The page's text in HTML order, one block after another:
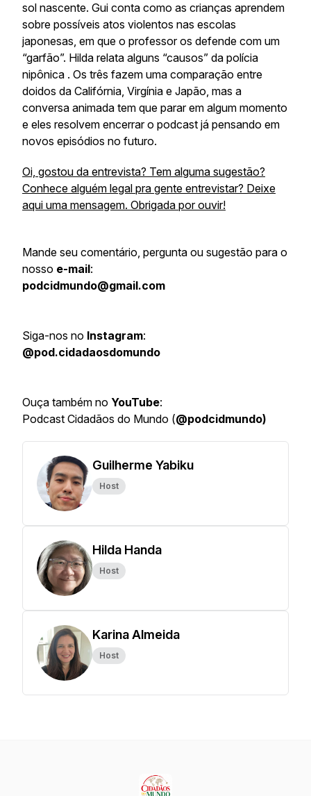
sol nascente. Gui conta como as crianças aprendem
sobre possíveis atos violentos nas escolas
japonesas, em que o professor os defende com um
“garfão”. Hilda relata alguns “causos” da polícia
nipônica . Os três fazem uma comparação entre
doidos da Califórnia, Virgínia e Japão, mas a
conversa animada tem que parar em algum momento
e eles resolvem encerrar o podcast já pensando em
novos episódios no futuro.
Oi, gostou da entrevista? Tem alguma sugestão?
Conhece alguém legal pra gente entrevistar? Deixe
aqui uma mensagem. Obrigada por ouvir!
Mande seu comentário, pergunta ou sugestão para o
nosso e-mail:
podcidmundo@gmail.com
Siga-nos no Instagram:
@pod.cidadaosdomundo
Ouça também no YouTube:
Podcast Cidadãos do Mundo (@podcidmundo)
Guilherme Yabiku
Host
Hilda Handa
Host
Karina Almeida
Host